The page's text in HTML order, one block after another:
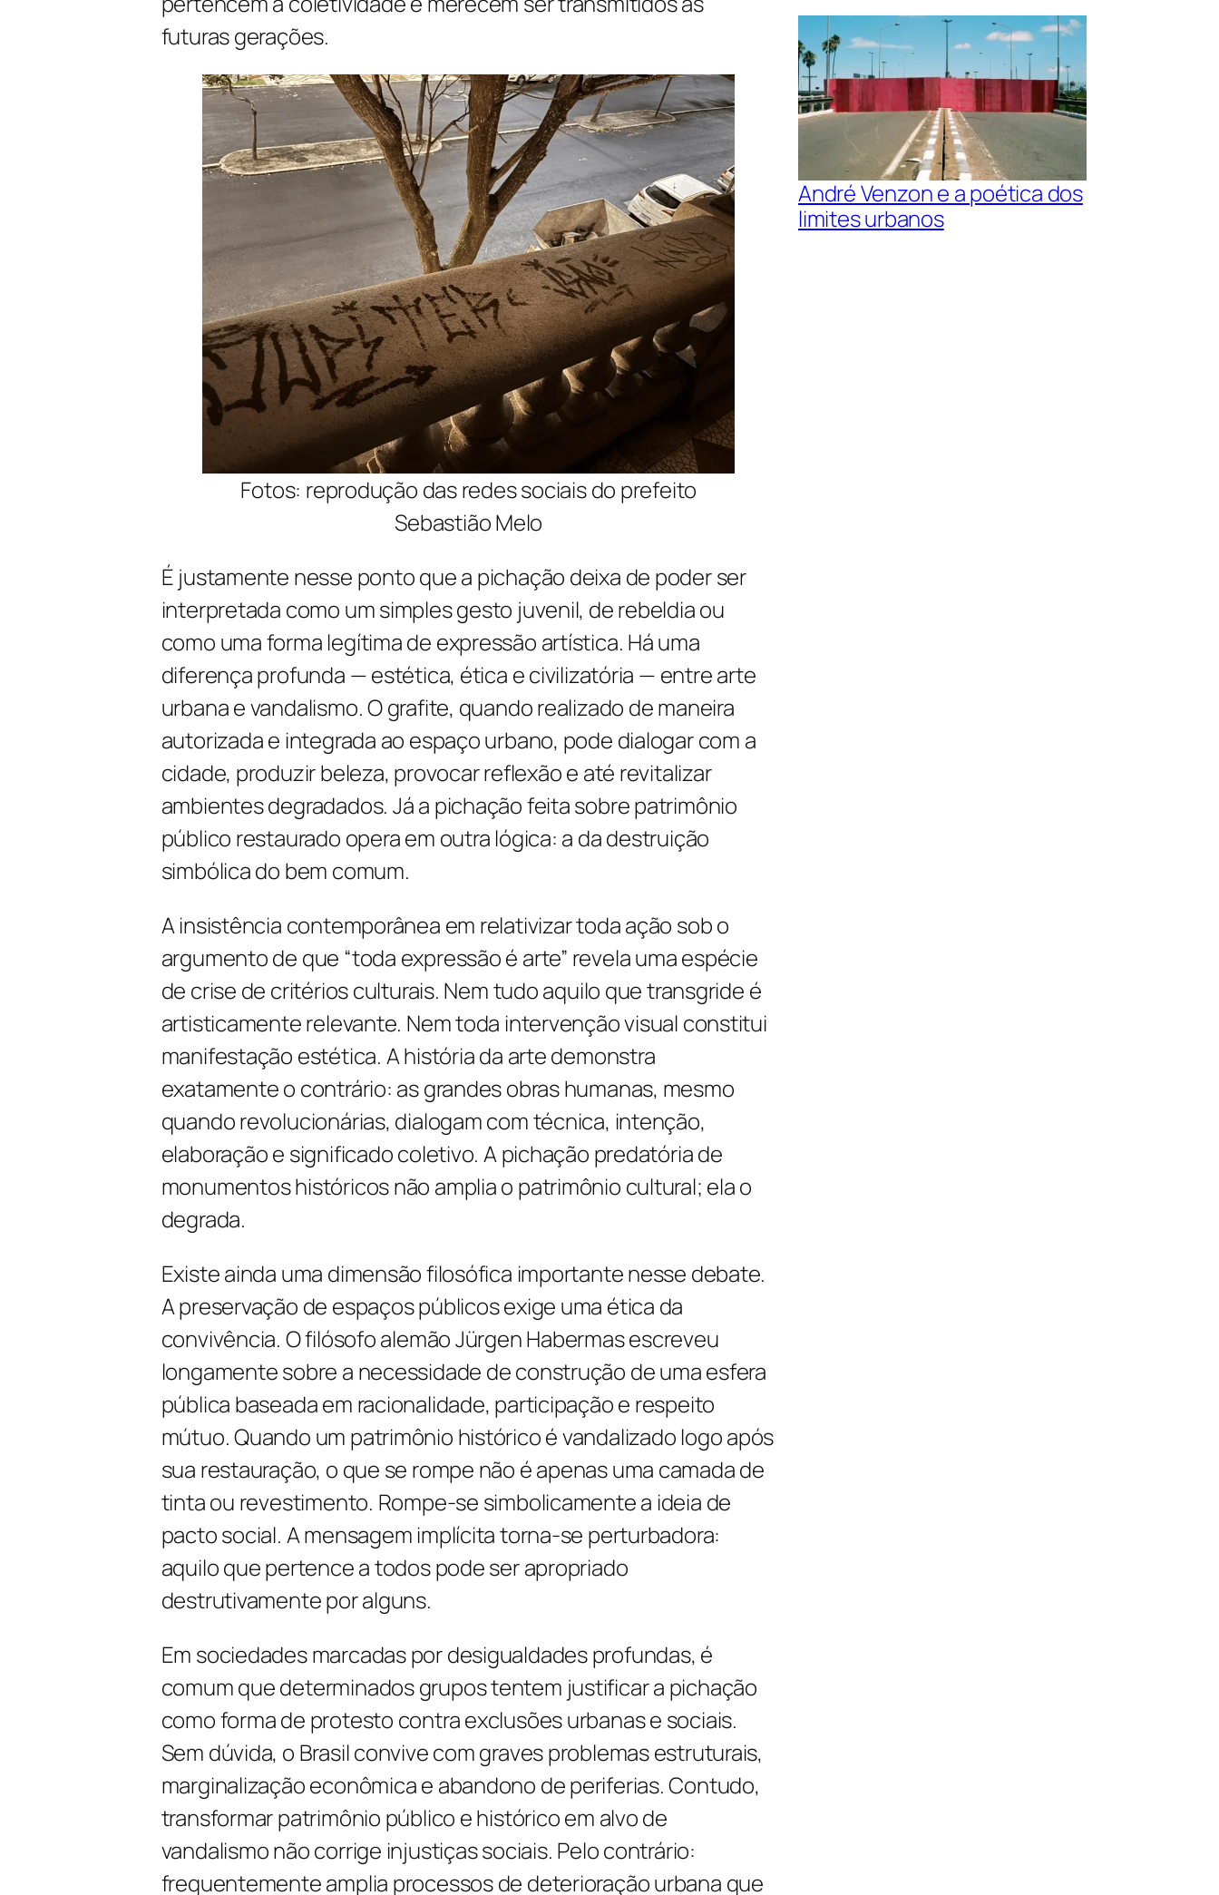
futuras gerações.
Fotos: reprodução das redes sociais do prefeito
Sebastião Melo
É justamente nesse ponto que a pichação deixa de poder ser
interpretada como um simples gesto juvenil, de rebeldia ou
como uma forma legítima de expressão artística. Há uma
diferença profunda — estética, ética e civilizatória — entre arte
urbana e vandalismo. O grafite, quando realizado de maneira
autorizada e integrada ao espaço urbano, pode dialogar com a
cidade, produzir beleza, provocar reflexão e até revitalizar
ambientes degradados. Já a pichação feita sobre patrimônio
público restaurado opera em outra lógica: a da destruição
simbólica do bem comum.
A insistência contemporânea em relativizar toda ação sob o
argumento de que “toda expressão é arte” revela uma espécie
de crise de critérios culturais. Nem tudo aquilo que transgride é
artisticamente relevante. Nem toda intervenção visual constitui
manifestação estética. A história da arte demonstra
exatamente o contrário: as grandes obras humanas, mesmo
quando revolucionárias, dialogam com técnica, intenção,
elaboração e significado coletivo. A pichação predatória de
monumentos históricos não amplia o patrimônio cultural; ela o
degrada.
Existe ainda uma dimensão filosófica importante nesse debate.
A preservação de espaços públicos exige uma ética da
convivência. O filósofo alemão Jürgen Habermas escreveu
longamente sobre a necessidade de construção de uma esfera
pública baseada em racionalidade, participação e respeito
mútuo. Quando um patrimônio histórico é vandalizado logo após
sua restauração, o que se rompe não é apenas uma camada de
tinta ou revestimento. Rompe-se simbolicamente a ideia de
pacto social. A mensagem implícita torna-se perturbadora:
aquilo que pertence a todos pode ser apropriado
destrutivamente por alguns.
Em sociedades marcadas por desigualdades profundas, é
comum que determinados grupos tentem justificar a pichação
como forma de protesto contra exclusões urbanas e sociais.
Sem dúvida, o Brasil convive com graves problemas estruturais,
marginalização econômica e abandono de periferias. Contudo,
transformar patrimônio público e histórico em alvo de
vandalismo não corrige injustiças sociais. Pelo contrário:
frequentemente amplia processos de deterioração urbana que
André Venzon e a poética dos
limites urbanos